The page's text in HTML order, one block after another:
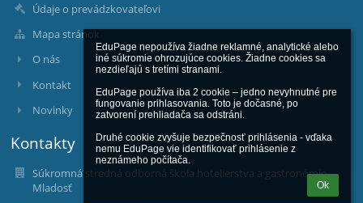
EduPage nepoužíva žiadne reklamné, analytické alebo
iné súkromie ohrozujúce cookies. Žiadne cookies sa
nezdieľajú s tretími stranami.
EduPage používa iba 2 cookie – jedno nevyhnutné pre
fungovanie prihlasovania. Toto je dočasné, po
zatvorení prehliadača sa odstráni.
Druhé cookie zvyšuje bezpečnosť prihlásenia - vďaka
nemu EduPage vie identifikovať prihlásenie z
neznámeho počítača.
Ok
Údaje o prevádzkovateľovi
Mapa stránok
O nás
Kontakt
Novinky
Kontakty
Súkromná stredná odborná škola hotelierstva a gastronómie
Mladosť